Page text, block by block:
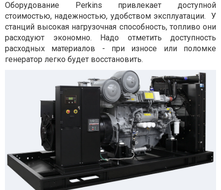
Оборудование Perkins привлекает доступной
стоимостью, надежностью, удобством эксплуатации. У
станций высокая нагрузочная способность, топливо они
расходуют экономно. Надо отметить доступность
расходных материалов - при износе или поломке
генератор легко будет восстановить.